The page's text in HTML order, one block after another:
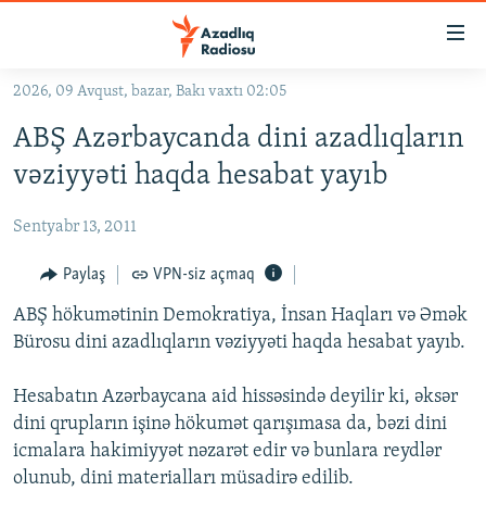
Əsas
qayıt
Əsas
naviqasiyaya
qayıt
#İZAHLA
KORRUPSIOMETR
#ƏSLINDƏ
FƏRQƏ BAX
QANUNI DOĞRU
ARAŞDIRMA
MULTIMEDIA
VIDEO
FOTOQALEREYA
RADIO ARXIV
OXU ZALI
HAQQIMIZDA
2026, 09 Avqust, bazar, Bakı vaxtı 02:05
ABŞ Azərbaycanda dini azadlıqların
vəziyyəti haqda hesabat yayıb
Sentyabr 13, 2011
Paylaş VPN-siz açmaq
ABŞ hökumətinin Demokratiya, İnsan Haqları və Əmək
Bürosu dini azadlıqların vəziyyəti haqda hesabat yayıb.
Hesabatın Azərbaycana aid hissəsində deyilir ki, əksər
dini qrupların işinə hökumət qarışımasa da, bəzi dini
icmalara hakimiyyət nəzarət edir və bunlara reydlər
olunub, dini materialları müsadirə edilib.